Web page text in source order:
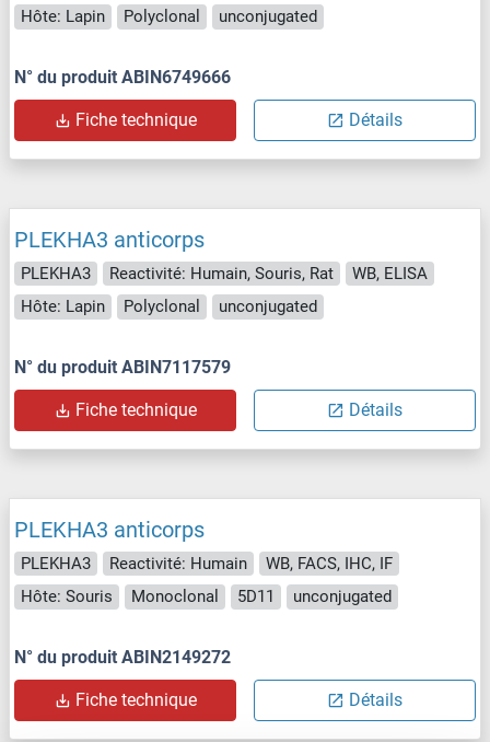
Hôte: Lapin
Polyclonal unconjugated
N° du produit ABIN6749666
Fiche technique Détails
PLEKHA3 anticorps
PLEKHA3 Reactivité: Humain, Souris, Rat
WB, ELISA
Hôte: Lapin
Polyclonal unconjugated
N° du produit ABIN7117579
Fiche technique Détails
PLEKHA3 anticorps
PLEKHA3 Reactivité: Humain
WB, FACS, IHC, IF
Hôte: Souris
Monoclonal 5D11 unconjugated
N° du produit ABIN2149272
Fiche technique Détails